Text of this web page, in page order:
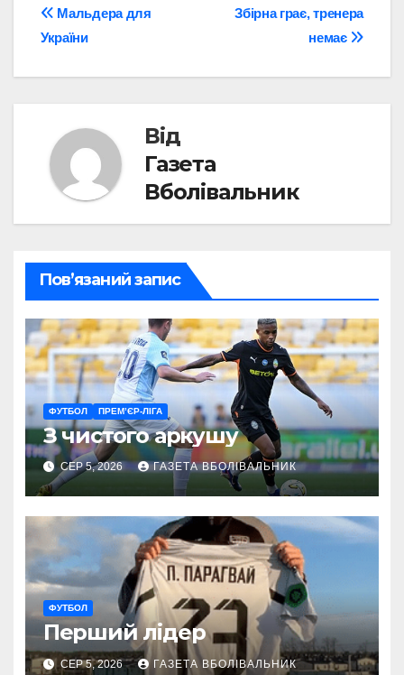
Навігація
записів
Збірна грає, тренера
немає
Мальдера для
України
Від
Газета
Вболівальник
Пов’язаний запис
ФУТБОЛ ПРЕМ’ЄР-ЛІГА
З чистого аркушу
СЕР 5, 2026 ГАЗЕТА ВБОЛІВАЛЬНИК
ФУТБОЛ
Перший лідер
СЕР 5, 2026 ГАЗЕТА ВБОЛІВАЛЬНИК